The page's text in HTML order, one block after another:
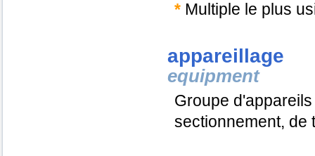
* Multiple le plus
appareillage
equipment
Groupe
sectionnement, de